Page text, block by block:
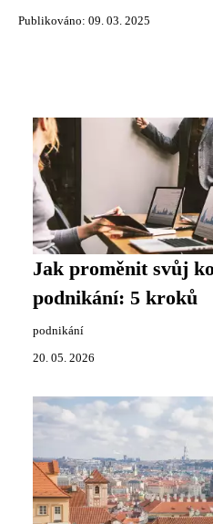
Publikováno: 09. 03. 2025
Jak proměnit svůj
podnikání: 5 kroků
podnikání
20. 05. 2026